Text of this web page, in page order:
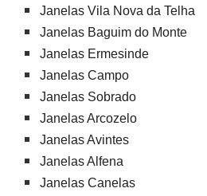
Janelas Vila Nova da Telha
Janelas Baguim do Monte
Janelas Ermesinde
Janelas Campo
Janelas Sobrado
Janelas Arcozelo
Janelas Avintes
Janelas Alfena
Janelas Canelas